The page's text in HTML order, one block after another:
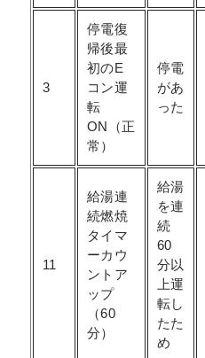
3
停電復
帰後最
初のE
コン運
転
ON（正
常）
停電
があ
った
11
給湯連
続燃焼
タイマ
ーカウ
ントア
ップ
（60
分）
給湯
を連
続
60
分以
上運
転し
たた
め